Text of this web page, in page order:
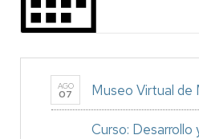
AGO
07 Museo Virtual de
Curso: Desarrollo